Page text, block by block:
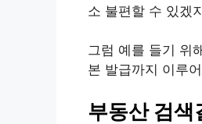
소 불편할 수 있겠
그럼 예를 들기 위
본 발급까지 이루
부동산 검색